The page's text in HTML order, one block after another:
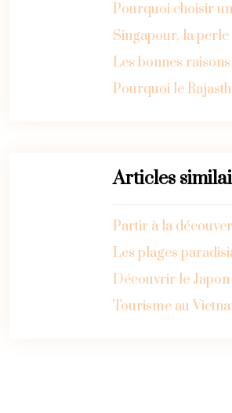
Pourquoi choisir
Singapour, la perle
Les bonnes
Pourquoi le
Articles
Partir à la
Les plages
Découvrir le
Tourisme au